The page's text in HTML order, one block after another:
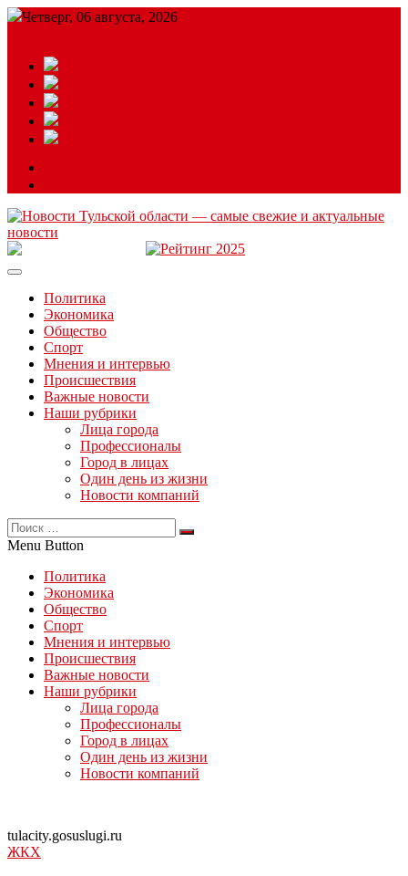
Четверг, 06 августа, 2026
Читайте последние новости дня в Тульской области на сайте
Политика
Экономика
Общество
Спорт
Мнения и интервью
Происшествия
Важные новости
Наши рубрики
Лица города
Профессионалы
Город в лицах
Один день из жизни
Новости компаний
Menu Button
Политика
Экономика
Общество
Спорт
Мнения и интервью
Происшествия
Важные новости
Наши рубрики
Лица города
Профессионалы
Город в лицах
Один день из жизни
Новости компаний
tulacity.gosuslugi.ru
ЖКХ